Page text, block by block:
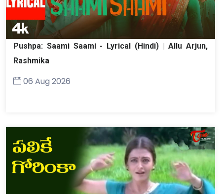
Pushpa: Saami Saami - Lyrical (Hindi) | Allu Arjun,
Rashmika
06 Aug 2026